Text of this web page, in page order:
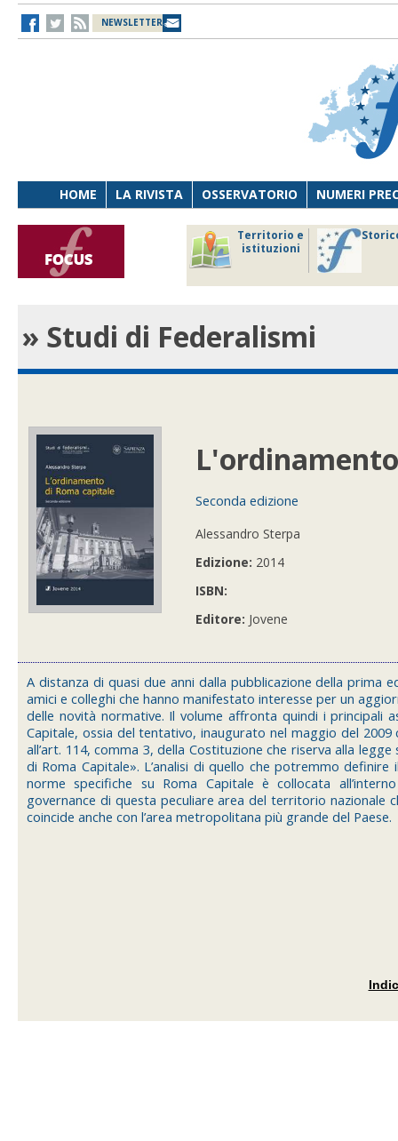
NEWSLETTER
HOME LA RIVISTA OSSERVATORIO NUMERI
Territorio e
istituzioni
» Studi di Federalismi
Seconda edizione
Alessandro Sterpa
Edizione: 2014
ISBN:
Editore: Jovene
A distanza di quasi due anni dalla pubblicazione della prima
amici e colleghi che hanno manifestato interesse per un
delle novità normative. Il volume affronta quindi i principali
Capitale, ossia del tentativo, inaugurato nel maggio del
all’art. 114, comma 3, della Costituzione che riserva alla
di Roma Capitale». L’analisi di quello che potremmo
norme specifiche su Roma Capitale è collocata
governance di questa peculiare area del territorio nazionale
coincide anche con l’area metropolitana più grande del Paese.